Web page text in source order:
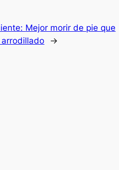
Mejor morir de pie que
→